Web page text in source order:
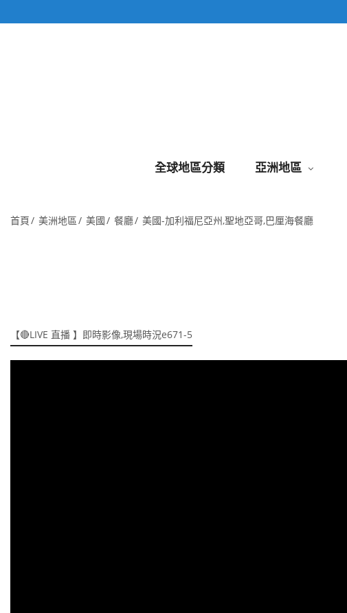
全球地區分類 亞洲地區
首頁 美洲地區 美國 餐廳 美國-加利福尼亞州,聖地亞哥,巴厘海餐廳
【🔴LIVE 直播 】即時影像,現場時況e671-5